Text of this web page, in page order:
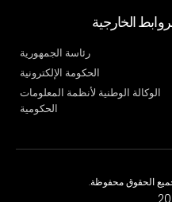
الخارجية
رئاسة الجمهورية
الحكومة الإلكترونية
الوكالة الوطنية لأنظمة المعلومات
الحكومية
الحقوق محفوظة.